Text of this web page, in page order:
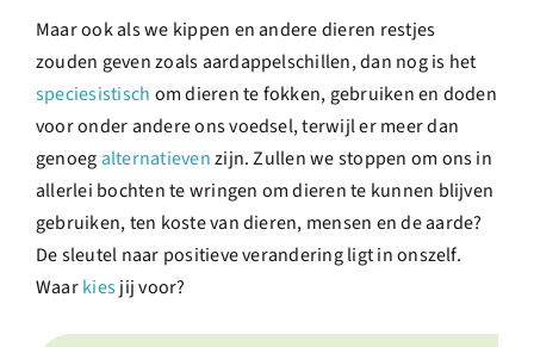
Maar ook als we kippen en andere dieren restjes
zouden geven zoals aardappelschillen, dan nog is het
speciesistisch om dieren te fokken, gebruiken en doden
voor onder andere ons voedsel, terwijl er meer dan
genoeg alternatievenzijn. Zullen we stoppen om ons in
allerlei bochten te wringen om dieren te kunnen blijven
gebruiken, ten koste van dieren, mensen en de aarde?
De sleutel naar positieve verandering ligt in onszelf.
Waarkiesjij voor?